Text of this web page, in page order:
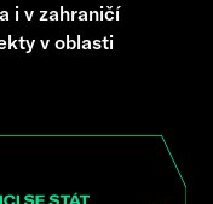
i v zahraničí
v oblasti